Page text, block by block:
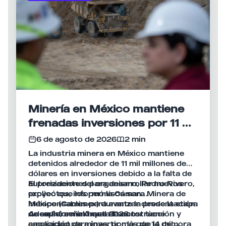
Minería en México mantiene
frenadas inversiones por 11 mil
mdd
6 de agosto de 2026
2 min
La industria minera en México mantiene
detenidos alrededor de 11 mil millones de
dólares en inversiones debido a la falta de
autorizaciones para desarrollar nuevos
proyectos, informó la Cámara Minera de
México (Camimex) durante la presentación
de su Informe Anual 2026.
El presidente del organismo, Pedro Rivero,
explicó que los permisos son
indispensables para avanzar desde la etapa
de exploración hasta la construcción y
ampliación de minas, por lo que la demora
Además, señaló que el sector tiene
capacidad para invertir más de 14 mil